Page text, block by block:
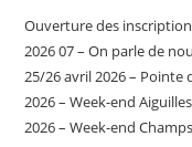
Ouverture des
2026 07 – On parle de
25/26 avril 2026 – Pointe
2026 – Week-end
2026 – Week-end